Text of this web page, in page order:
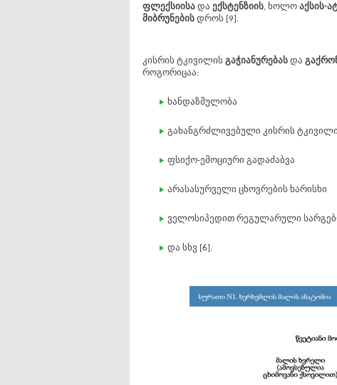
ფლექსიისა და ექსტენზიის, ხოლო აქსის-
მიბრუნების დროს [9].
კისრის ტკივილის გაჭიანურებას და
როგორიცაა:
ხანდაზმულობა
გახანგრძლივებული კისრის ტკივილი
ფსიქო-ემოციური გადაძაბვა
არასასურველი ცხოვრების ხარისხი
ველოსიპედით რეგულარული
და სხვ [6].